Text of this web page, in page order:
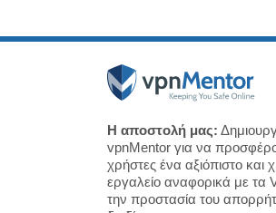
Η αποστολή μας:
vpnMentor για να
χρήστες ένα αξιόπιστο και
εργαλείο αναφορικά με τα
την προστασία του